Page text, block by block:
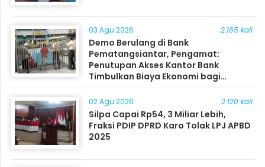
03 Agu 2026 2.165 kali
Demo Berulang di Bank
Pematangsiantar, Pengamat:
Penutupan Akses Kantor Bank
Timbulkan Biaya Ekonomi bagi
Masyarakat
02 Agu 2026 2.120 kali
Silpa Capai Rp54, 3 Miliar Lebih,
Fraksi PDIP DPRD Karo Tolak LPJ APBD
2025